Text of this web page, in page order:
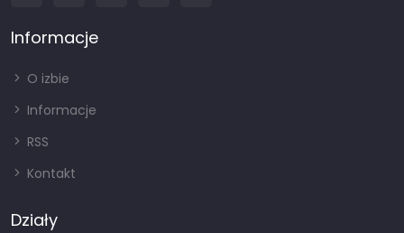
Informacje
O izbie
Informacje
RSS
Kontakt
Działy